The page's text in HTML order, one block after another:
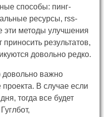
способы: пинг-
ресурсы, rss-
эти методы улучшения
результатов,
довольно редко.
довольно важно
В случае если
тогда все будет